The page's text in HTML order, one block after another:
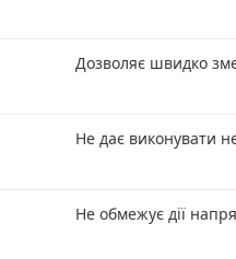
Дозволяє швидко
Не дає виконувати
Не обмежує дії